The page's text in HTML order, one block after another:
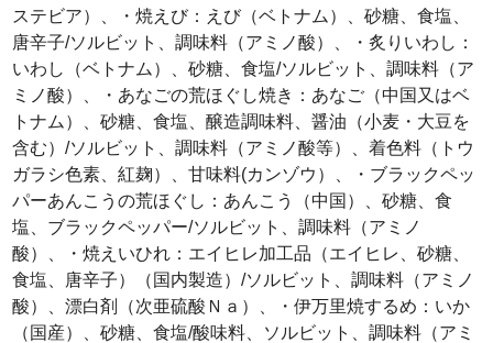
ステビア）、・焼えび：えび（ベトナム）、砂糖、食塩、
唐辛子/ソルビット、調味料（アミノ酸）、・炙りいわし：
いわし（ベトナム）、砂糖、食塩/ソルビット、調味料（ア
ミノ酸）、・あなごの荒ほぐし焼き：あなご（中国又はベ
トナム）、砂糖、食塩、醸造調味料、醤油（小麦・大豆を
含む）/ソルビット、調味料（アミノ酸等）、着色料（トウ
ガラシ色素、紅麹）、甘味料(カンゾウ）、・ブラックペッ
パーあんこうの荒ほぐし：あんこう（中国）、砂糖、食
塩、ブラックペッパー/ソルビット、調味料（アミノ
酸）、・焼えいひれ：エイヒレ加工品（エイヒレ、砂糖、
食塩、唐辛子）（国内製造）/ソルビット、調味料（アミノ
酸）、漂白剤（次亜硫酸Ｎａ）、・伊万里焼するめ：いか
（国産）、砂糖、食塩/酸味料、ソルビット、調味料（アミ